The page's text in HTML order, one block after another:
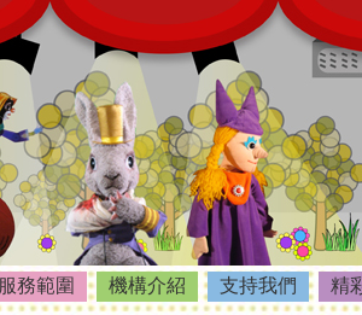
服務範圍 機構介紹 支持我們 精